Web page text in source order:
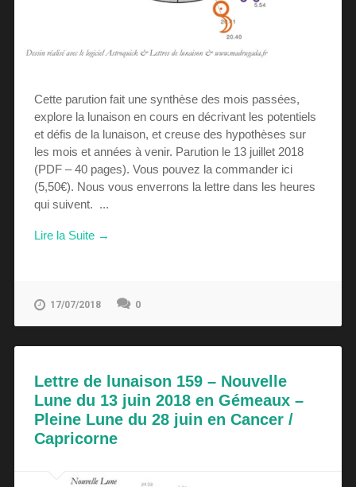
Cette parution fait une synthèse des mois passées,
explore la lunaison en cours en décrivant les potentiels
et défis de la lunaison, et creuse des hypothèses sur
les mois et années à venir. Parution le 13 juillet 2018
(PDF – 40 pages). Vous pouvez la commander ici
(5,50€). Nous vous enverrons la lettre dans les heures
qui suivent. ...
Lire la Suite →
17/07/2018 0
Lettre de lunaison 159 – Nouvelle
Lune du 13 juin 2018 en Gémeaux –
Pleine Lune du 28 juin en Cancer /
Capricorne